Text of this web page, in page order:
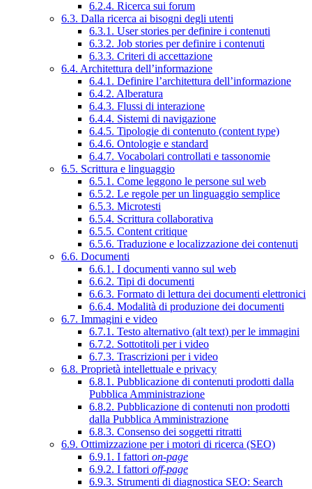
6.2.4. Ricerca sui forum
6.3. Dalla ricerca ai bisogni degli utenti
6.3.1. User stories per definire i contenuti
6.3.2. Job stories per definire i contenuti
6.3.3. Criteri di accettazione
6.4. Architettura dell’informazione
6.4.1. Definire l’architettura dell’informazione
6.4.2. Alberatura
6.4.3. Flussi di interazione
6.4.4. Sistemi di navigazione
6.4.5. Tipologie di contenuto (content type)
6.4.6. Ontologie e standard
6.4.7. Vocabolari controllati e tassonomie
6.5. Scrittura e linguaggio
6.5.1. Come leggono le persone sul web
6.5.2. Le regole per un linguaggio semplice
6.5.3. Microtesti
6.5.4. Scrittura collaborativa
6.5.5. Content critique
6.5.6. Traduzione e localizzazione dei contenuti
6.6. Documenti
6.6.1. I documenti vanno sul web
6.6.2. Tipi di documenti
6.6.3. Formato di lettura dei documenti elettronici
6.6.4. Modalità di produzione dei documenti
6.7. Immagini e video
6.7.1. Testo alternativo (alt text) per le immagini
6.7.2. Sottotitoli per i video
6.7.3. Trascrizioni per i video
6.8. Proprietà intellettuale e privacy
6.8.1. Pubblicazione di contenuti prodotti dalla
Pubblica Amministrazione
6.8.2. Pubblicazione di contenuti non prodotti
dalla Pubblica Amministrazione
6.8.3. Consenso dei soggetti ritratti
6.9. Ottimizzazione per i motori di ricerca (SEO)
6.9.1. I fattori on-page
6.9.2. I fattori off-page
6.9.3. Strumenti di diagnostica SEO: Search